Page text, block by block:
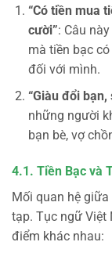
“Có tiền mua
cười”: Câu
mà tiền bạc
đối với mình.
“Giàu đổi bạn,
những người
bạn bè, vợ
4.1. Tiền Bạc và
Mối quan hệ
tạp. Tục ngữ Việt
điểm khác nhau: